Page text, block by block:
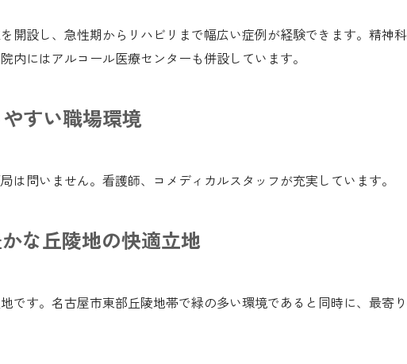
開設し、急性期からリハビリまで幅広い症例が経験できます。精神
内にはアルコール医療センターも併設しています。
すい職場環境
は問いません。看護師、コメディカルスタッフが充実しています。
な丘陵地の快適立地
です。名古屋市東部丘陵地帯で緑の多い環境であると同時に、最寄